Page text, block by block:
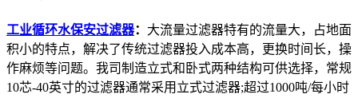
工业循环水保安过滤器： 大流量过滤器特有的流量大，占地面
积小的特点，解决了传统过滤器投入成本高，更换时间长，操
作麻烦等问题。我司制造立式和卧式两种结构可供选择，常规
10芯-40英寸的过滤器通常采用立式过滤器;超过1000吨/每小时